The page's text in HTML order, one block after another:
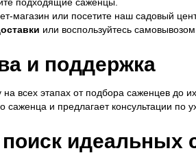
магазин или посетите наш садовый
или воспользуйтесь
и поддержка
всех этапах от подбора саженцев до
саженца и предлагает консультации по
идеальных